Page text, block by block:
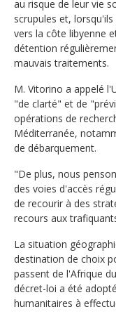
au risque de leur vie
scrupules et,
vers la côte libyenne
détention
mauvais traitements.
M. Vitorino a appelé
"de clarté" et de
opérations de
Méditerranée,
de débarquement.
"De plus, nous
des voies d'accès
de recourir à des
recours aux
La situation
destination de choix
passent de l'Afrique
décret-loi a été
humanitaires à